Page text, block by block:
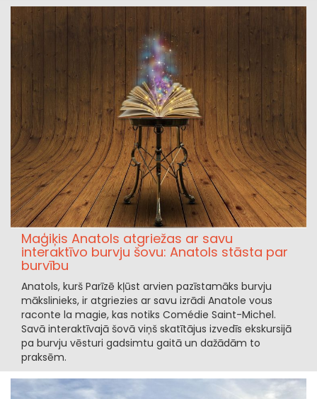
Maģiķis Anatols atgriežas ar savu
interaktīvo burvju šovu: Anatols stāsta par
burvību
Anatols, kurš Parīzē kļūst arvien pazīstamāks burvju
mākslinieks, ir atgriezies ar savu izrādi Anatole vous
raconte la magie, kas notiks Comédie Saint-Michel.
Savā interaktīvajā šovā viņš skatītājus izvedīs ekskursijā
pa burvju vēsturi gadsimtu gaitā un dažādām to
praksēm.